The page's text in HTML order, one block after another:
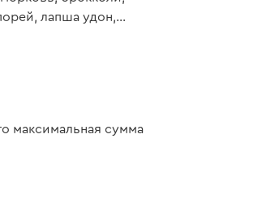
лапша удон,
максимальная сумма